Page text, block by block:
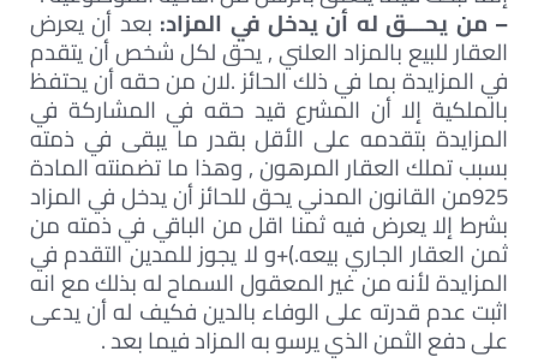
– من يحـــق له أن يدخل في المزاد: بعد أن يعرض
العقار للبيع بالمزاد العلني , يحق لكل شخص أن يتقدم
في المزايدة بما في ذلك الحائز .لان من حقه أن يحتفظ
بالملكية إلا أن المشرع قيد حقه في المشاركة في
المزايدة بتقدمه على الأقل بقدر ما يبقى في ذمته
بسبب تملك العقار المرهون , وهذا ما تضمنته المادة
925من القانون المدني يحق للحائز أن يدخل في المزاد
بشرط إلا يعرض فيه ثمنا اقل من الباقي في ذمته من
ثمن العقار الجاري بيعه.)+و لا يجوز للمدين التقدم في
المزايدة لأنه من غير المعقول السماح له بذلك مع انه
اثبت عدم قدرته على الوفاء بالدين فكيف له أن يدعى
على دفع الثمن الذي يرسو به المزاد فيما بعد .